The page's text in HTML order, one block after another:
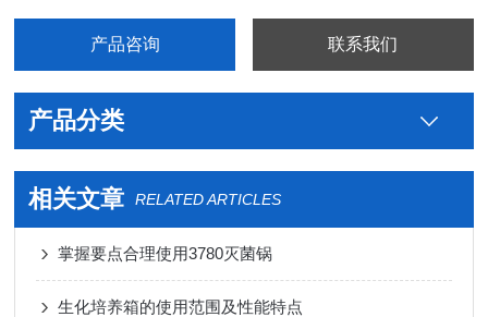
产品咨询 联系我们
产品分类
相关文章 RELATED ARTICLES
掌握要点合理使用3780灭菌锅
生化培养箱的使用范围及性能特点